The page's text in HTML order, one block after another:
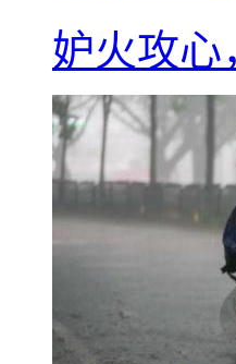
妒火攻心